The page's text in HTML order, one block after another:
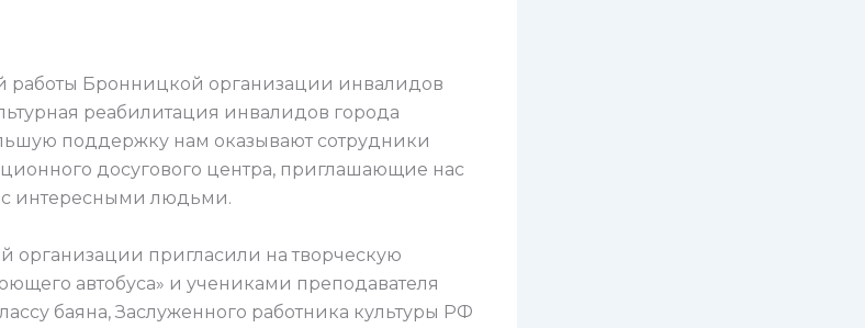
Бронницкой организации инвалидов
реабилитация инвалидов города
поддержку нам оказывают сотрудники
досугового центра, приглашающие нас
с интересными людьми.
организации пригласили на творческую
автобуса» и учениками преподавателя
баяна, Заслуженного работника культуры РФ